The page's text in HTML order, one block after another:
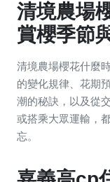
清境農場
賞櫻季節
清境農場櫻花什麼
的變化規律、花期
潮的秘訣，以及從
或搭乘大眾運輸，
忘。